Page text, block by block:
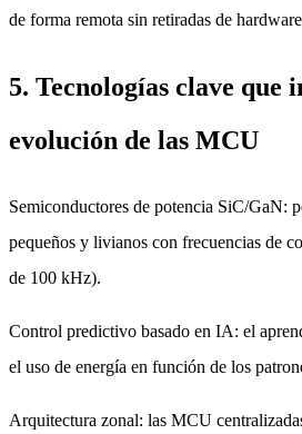
de forma remota sin retiradas de
5. Tecnologías clave que
evolución de las MCU
Semiconductores de potencia SiC/GaN:
pequeños y livianos con frecuencias de
de 100 kHz).
Control predictivo basado en IA: el
el uso de energía en función de los
Arquitectura zonal: las MCU